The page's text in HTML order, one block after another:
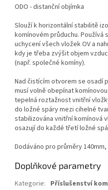
ODO - distanční objímka
Slouží k horizontální stabilitě
komínovém průduchu. Používá
uchycení všech vložek OV a
kdy je třeba zvýšit objem
(např. společné komíny).
Nad čistícím otvorem se osadí
musí volně obepínat
tepelná roztažnost vnitřní
do ložné spáry mezi cihelné
stabilizována vnitřní komínová
osazují do každé třetí ložné
Dodáváno pro průměry 140mm,
Doplňkové parametry
Kategorie: Příslušenství